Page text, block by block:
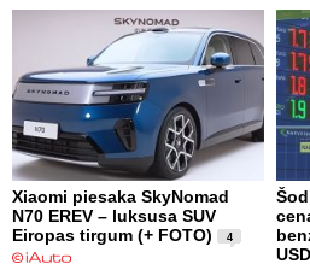
Xiaomi piesaka SkyNomad
N70 EREV – luksusa SUV
Eiropas tirgum (+ FOTO)
4